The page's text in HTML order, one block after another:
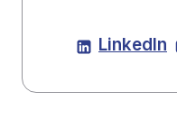
LinkedIn